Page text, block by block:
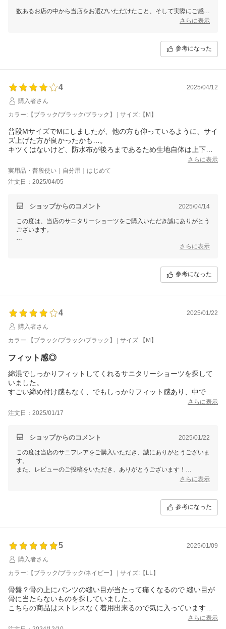
数あるお店の中から当店をお選びいただけたこと、そして実際にご感想
まで届けてくださったこと、スタッフ一同感謝の気持ちでいっぱいで
お寄せいただいたご意見は、今後の商品やサービスの向上にしっかりと
これからも末永くご愛顧いただけるよう、精一杯努めてまいります。
今後とも、よろしくお願いいたします。
三恵 山本 真由
さらに表示
参考になった
4
2025/04/12
購入者さん
カラー:【ブラック/ブラック/ブラック】 | サイズ:【M】
普段MサイズでMにしましたが、他の方も仰っているように、サイ
ズ上げた方が良かったかも…。
キツくはないけど、防水布が後ろまであるため生地自体は上下に
下着にしては肌触りも「ん？」って感じですが、不快感はありま
せん。
リーズナブルな点はありがたく、羽根つき対応でタグもなく、仕
さらに表示
実用品・普段使い｜自分用｜はじめて
注文日：2025/04/05
ショップからのコメント 2025/04/14
この度は、当店のサニタリーショーツをご購入いただき誠にありがとう
ございます。
「キツくはないけど、防水布が後ろまであるため生地自体は上下には伸
今後もより良い商品をご提案できますよう、努めてまいります。
またのご利用をスタッフ一同、心よりお待ちしております。
三恵 松永小夜子
さらに表示
参考になった
4
2025/01/22
購入者さん
カラー:【ブラック/ブラック/ブラック】 | サイズ:【M】
フィット感◎
綿混でしっかりフィットしてくれるサニタリーショーツを探して
いました。
すごい締め付け感もなく、でもしっかりフィット感あり、中でナ
プキンが動いて不快なこともなく、とても良かったです。
洗濯などをしてもどのくらいこのフィット感がもってくれるか、
がリピートするかしないかのカギになってます。
イナス1にしました。
さらに表示
注文日：2025/01/17
ショップからのコメント 2025/01/22
この度は当店のサニフレアをご購入いただき、誠にありがとうございま
す。
また、レビューのご投稿をいただき、ありがとうございます！
当商品は生地の伸縮性が高いので、身体に合わせて程よくフィットし、
お客様からのお言葉を励みに、より良い商品をご提案できますよう、努
めてまいります。
これからもどうぞよろしくお願いいたします。
三恵 川崎恵梨香
さらに表示
参考になった
5
2025/01/09
購入者さん
カラー:【ブラック/ブラック/ネイビー】 | サイズ:【LL】
骨盤？骨の上にパンツの縫い目が当たって痛くなるので 縫い目が
骨に当たらないものを探していました。
こちらの商品はストレスなく着用出来るので気に入っています。
もう少しハイウエストの商品があれば永遠にリピート購入したい
くらいです。
さらに表示